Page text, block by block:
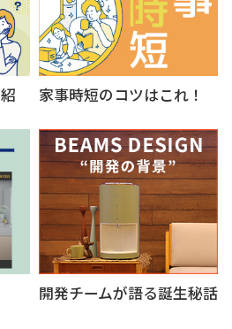
お申し込み後の流れを解
お申し込み前にチェッ